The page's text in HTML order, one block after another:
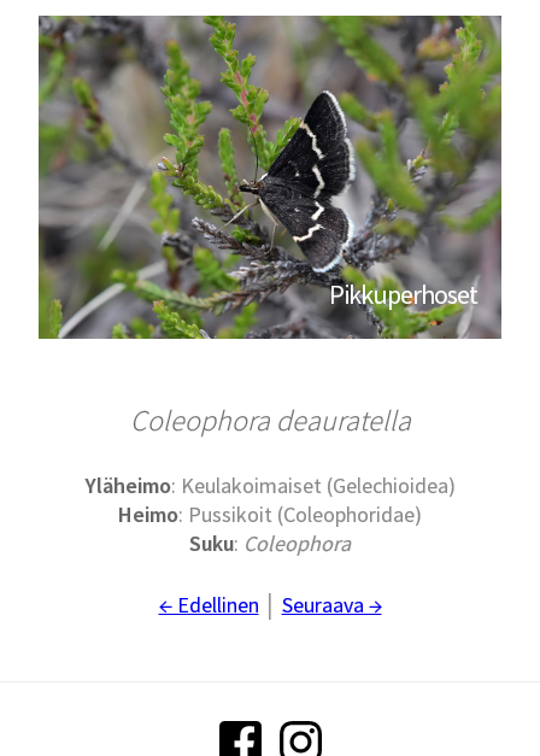
Pikkuperhoset
Coleophora deauratella
Yläheimo: Keulakoimaiset (Gelechioidea)
Heimo: Pussikoit (Coleophoridae)
Suku: Coleophora
← Edellinen Seuraava →